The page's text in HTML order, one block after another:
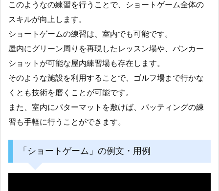
このようなの練習を行うことで、ショートゲーム全体の
スキルが向上します。
ショートゲームの練習は、室内でも可能です。
屋内にグリーン周りを再現したレッスン場や、バンカー
ショットが可能な屋内練習場も存在します。
そのような施設を利用することで、ゴルフ場まで行かな
くとも技術を磨くことが可能です。
また、室内にパターマットを敷けば、パッティングの練
習も手軽に行うことができます。
「ショートゲーム」の例文・用例